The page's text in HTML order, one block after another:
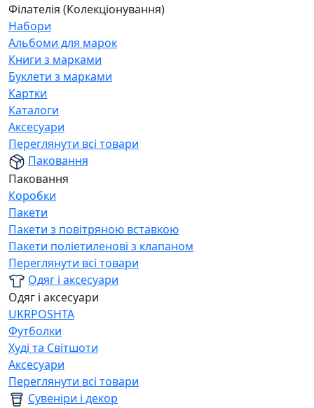
Філателія (Колекціонування)
Набори
Альбоми для марок
Книги з марками
Буклети з марками
Картки
Каталоги
Аксесуари
Переглянути всі товари
Паковання
Паковання
Коробки
Пакети
Пакети з повітряною вставкою
Пакети поліетиленові з клапаном
Переглянути всі товари
Одяг і аксесуари
Одяг і аксесуари
UKRPOSHTA
Футболки
Худі та Світшоти
Аксесуари
Переглянути всі товари
Сувеніри і декор